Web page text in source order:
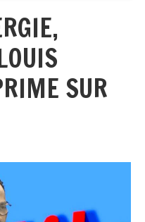
SUR